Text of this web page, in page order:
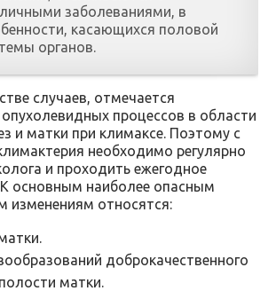
заболеваниями, в
касающихся половой
органов.
случаев, отмечается
процессов в области
и матки при климаксе. Поэтому с
необходимо регулярно
и проходить ежегодное
основным наиболее опасным
изменениям относятся:
доброкачественного
матки.